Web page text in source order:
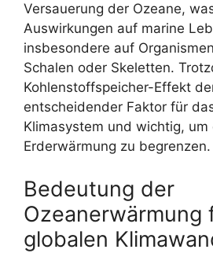
Versauerung der Ozeane,
Auswirkungen auf marine
insbesondere auf
Schalen oder Skeletten.
Kohlenstoffspeicher-Effekt
entscheidender Faktor für
Klimasystem und wichtig,
Erderwärmung zu begrenzen.
Bedeutung der
Ozeanerwärmung
globalen